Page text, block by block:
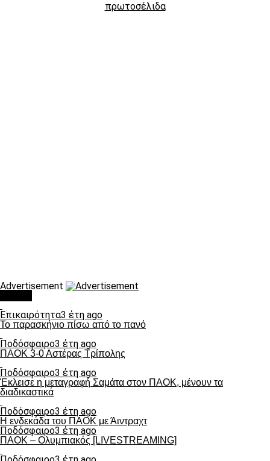
πρωτοσέλιδα
Advertisement
Επικαιρότητα3 έτη ago
Το παρασκήνιο πίσω από το πανό
Ποδόσφαιρο3 έτη ago
ΠΑΟΚ 3-0 Αστέρας Τρίπολης
Ποδόσφαιρο3 έτη ago
Έκλεισε η μεταγραφή Σαμάτα στον ΠΑΟΚ, μένουν τα
διαδικαστικά
Ποδόσφαιρο3 έτη ago
Η ενδεκάδα του ΠΑΟΚ με Άιντραχτ
Ποδόσφαιρο3 έτη ago
ΠΑΟΚ – Ολυμπιακός [LIVESTREAMING]